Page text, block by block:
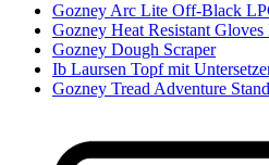
Gozney Arc Lite Off-Black
Gozney Heat Resistant
Gozney Dough Scraper
Ib Laursen Topf mit
Gozney Tread Adventure